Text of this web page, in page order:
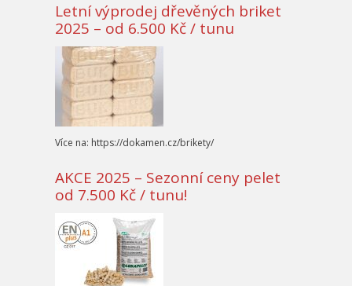
Letní výprodej dřevěných briket
2025 – od 6.500 Kč / tunu
Více na: https://dokamen.cz/brikety/
AKCE 2025 – Sezonní ceny pelet
od 7.500 Kč / tunu!